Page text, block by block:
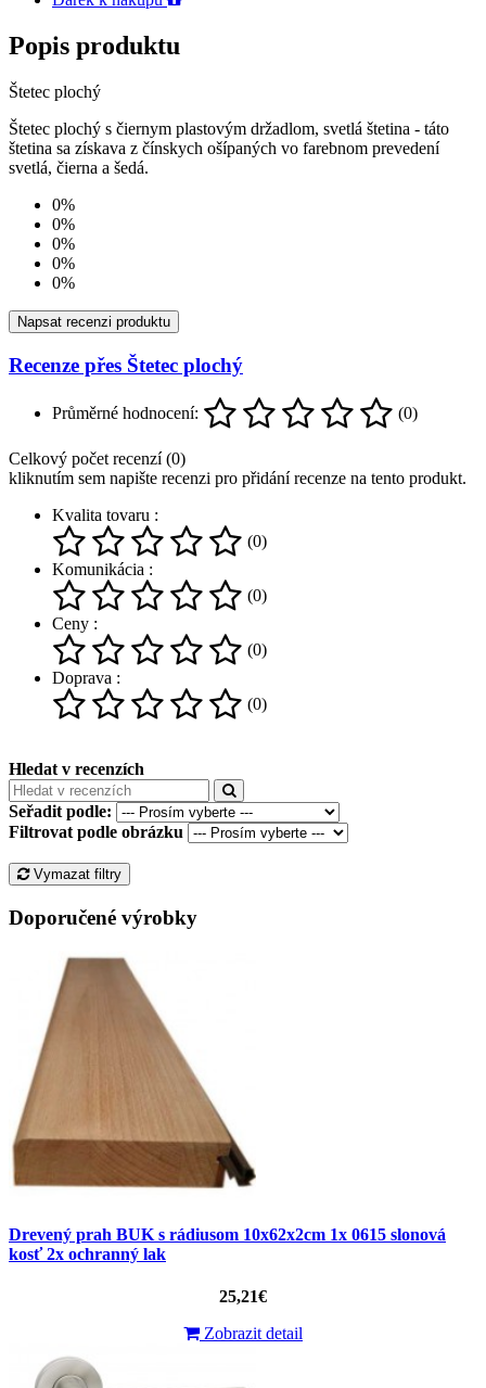
Popis produktu
Štetec plochý
Štetec plochý s čiernym plastovým držadlom, svetlá štetina - táto
štetina sa získava z čínskych ošípaných vo farebnom prevedení
svetlá, čierna a šedá.
0%
0%
0%
0%
0%
Napsat recenzi produktu
Recenze přes Štetec plochý
Průměrné hodnocení: (0)
Celkový počet recenzí (0)
kliknutím sem napište recenzi pro přidání recenze na tento produkt.
Kvalita tovaru :
(0)
Komunikácia :
(0)
Ceny :
(0)
Doprava :
(0)
Hledat v recenzích
Seřadit podle:
Filtrovat podle obrázku
Vymazat filtry
Doporučené výrobky
Drevený prah BUK s rádiusom 10x62x2cm 1x 0615 slonová
kosť 2x ochranný lak
25,21€
Zobrazit detail